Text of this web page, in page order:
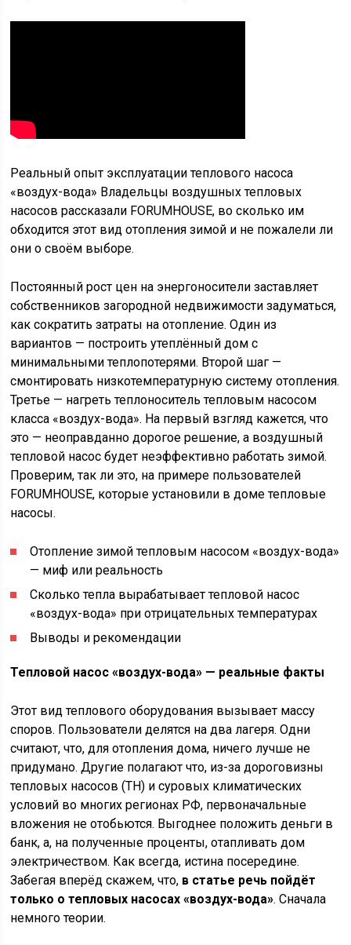
Реальный опыт эксплуатации теплового насоса
«воздух-вода» Владельцы воздушных тепловых
насосов рассказали FORUMHOUSE, во сколько им
обходится этот вид отопления зимой и не пожалели ли
они о своём выборе.
Постоянный рост цен на энергоносители заставляет
собственников загородной недвижимости задуматься,
как сократить затраты на отопление. Один из
вариантов — построить утеплённый дом с
минимальными теплопотерями. Второй шаг —
смонтировать низкотемпературную систему отопления.
Третье — нагреть теплоноситель тепловым насосом
класса «воздух-вода». На первый взгляд кажется, что
это — неоправданно дорогое решение, а воздушный
тепловой насос будет неэффективно работать зимой.
Проверим, так ли это, на примере пользователей
FORUMHOUSE, которые установили в доме тепловые
насосы.
Отопление зимой тепловым насосом «воздух-вода»
— миф или реальность
Сколько тепла вырабатывает тепловой насос
«воздух-вода» при отрицательных температурах
Выводы и рекомендации
Тепловой насос «воздух-вода» — реальные факты
Этот вид теплового оборудования вызывает массу
споров. Пользователи делятся на два лагеря. Одни
считают, что, для отопления дома, ничего лучше не
придумано. Другие полагают что, из-за дороговизны
тепловых насосов (ТН) и суровых климатических
условий во многих регионах РФ, первоначальные
вложения не отобьются. Выгоднее положить деньги в
банк, а, на полученные проценты, отапливать дом
электричеством. Как всегда, истина посередине.
Забегая вперёд скажем, что, в статье речь пойдёт
только о тепловых насосах «воздух-вода». Сначала
немного теории.